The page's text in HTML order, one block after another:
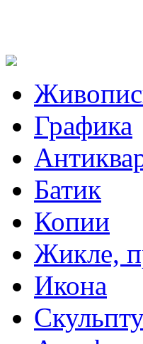
Графика
Батик
Копии
Жикле,
Икона